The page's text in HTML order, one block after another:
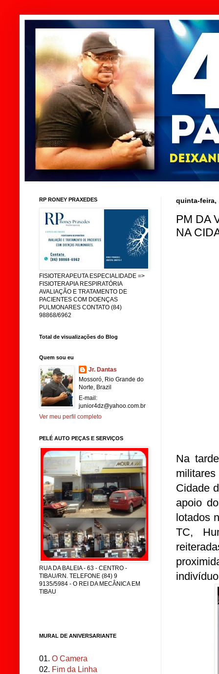
quinta-feira,
PM DA
NA
Na
Cidade
apoio
lotados
TC,
RP RONEY PRAXEDES
FISIOTERAPEUTA ESPECIALIDADE =>
FISIOTERAPIA RESPIRATÓRIA
AVALIAÇÃO E TRATAMENTO DE
PACIENTES COM DOENÇAS
PULMONARES CONTATO (84)
98868/6962
Total de visualizações do Blog
Quem sou eu
Jr. Dantas
Mossoró, Rio Grande do
Norte, Brazil
E-mail:
junior4dz@yahoo.com.br
Ver meu perfil completo
PELÉ AUTO PEÇAS E SERVIÇOS
RUA DA BALEIA - 63 - CENTRO -
TIBAU/RN. TELEFONE (84) 9
9135/5984 - O REI DA MECÂNICA EM
TIBAU
MURAL DE ANIVERSARIANTE
01. O Camera
02. Fim da Linha